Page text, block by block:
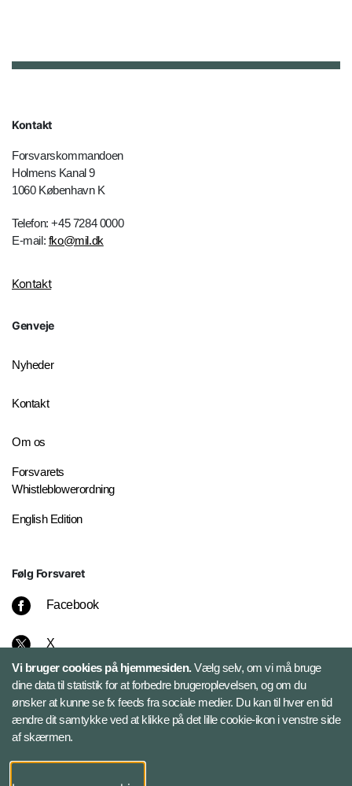
Kontakt
Forsvarskommandoen
Holmens Kanal 9
1060 København K
Telefon: +45 7284 0000
E-mail: fko@mil.dk
Kontakt
Genveje
Nyheder
Kontakt
Om os
Forsvarets
Whistleblowerordning
English Edition
Følg Forsvaret
Facebook
X
Instagram
Bluesky
LinkedIn
Vi bruger cookies på hjemmesiden.Vælg selv, om vi må bruge
dine data til statistik for at forbedre brugeroplevelsen, og om du
ønsker at kunne se fx feeds fra sociale medier. Du kan til hver en tid
ændre dit samtykke ved at klikke på det lille cookie-ikon i venstre side
af skærmen.